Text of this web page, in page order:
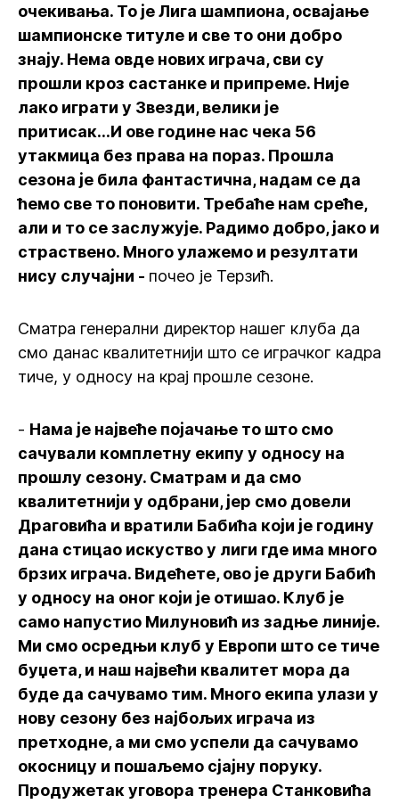
очекивања. То је Лига шампиона, освајање
шампионске титуле и све то они добро
знају. Нема овде нових играча, сви су
прошли кроз састанке и припреме. Није
лако играти у Звезди, велики је
притисак...И ове године нас чека 56
утакмица без права на пораз. Прошла
сезона је била фантастична, надам се да
ћемо све то поновити. Требаће нам среће,
али и то се заслужује. Радимо добро, јако и
страствено. Много улажемо и резултати
нису случајни - почео је Терзић.
Сматра генерални директор нашег клуба да
смо данас квалитетнији што се играчког кадра
тиче, у односу на крај прошле сезоне.
- Нама је највеће појачање то што смо
сачували комплетну екипу у односу на
прошлу сезону. Сматрам и да смо
квалитетнији у одбрани, јер смо довели
Драговића и вратили Бабића који је годину
дана стицао искуство у лиги где има много
брзих играча. Видећете, ово је други Бабић
у односу на оног који је отишао. Клуб је
само напустио Милуновић из задње линије.
Ми смо осредњи клуб у Европи што се тиче
буџета, и наш највећи квалитет мора да
буде да сачувамо тим. Много екипа улази у
нову сезону без најбољих играча из
претходне, а ми смо успели да сачувамо
окосницу и пошаљемо сјајну поруку.
Продужетак уговора тренера Станковића